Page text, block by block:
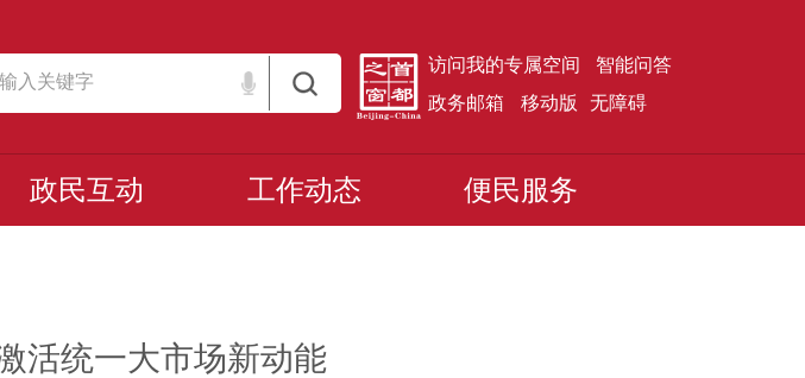
访问我的专属空间
智能问答
政务邮箱
移动版 无障碍
政民互动 工作动态 便民服务
活统一大市场新动能